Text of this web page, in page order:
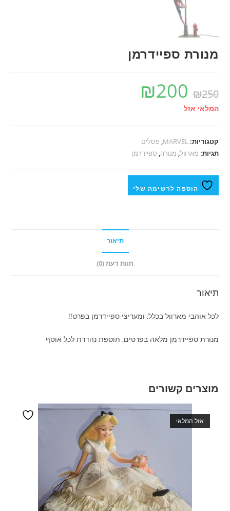
מנורת ספיידרמן
₪250
₪200
המלאי אזל
קטגוריות:MARVEL
, פסלים
תגיות: מארוול, מנורה, ספיידרמן
הוספה לרשימה שלי
תיאור
חוות דעת (0)
תיאור
לכל אוהבי מארוול בכלל, ומעריצי ספיידרמן בפרט!!
מנורת ספיידרמן מלאה בפרטים, תוספת נהדרת לכל אוסף
מוצרים קשורים
אזל המלאי